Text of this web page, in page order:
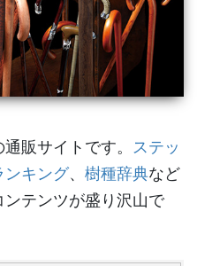
通販サイトです。 ステッ
ンキング、 樹種辞典など
テンツが盛り沢山で